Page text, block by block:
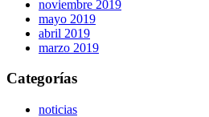
noviembre 2019
mayo 2019
abril 2019
marzo 2019
Categorías
noticias